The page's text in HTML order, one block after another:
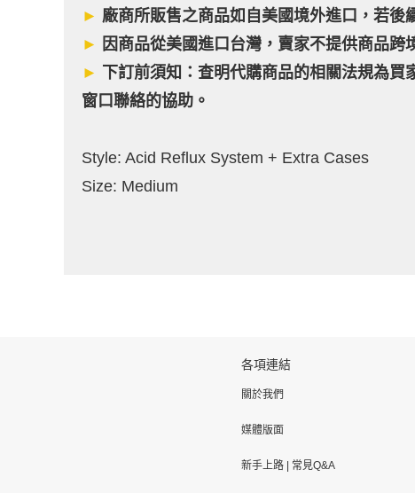
► 廠商所販售之商品如自美國境外進口，若後
► 因商品從美國進口台灣，賣家不提供商品跨
►
下訂前須知：查明代購商品的相關法規為
窗口聯絡的協助。
Style: Acid Reflux System + Extra Cases
Size: Medium
各項連結
關於我們
媒體版面
新手上路 常見Q&A